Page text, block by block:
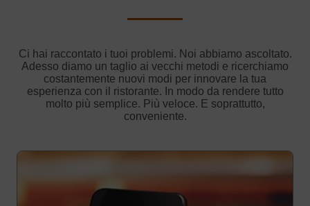
Ci hai raccontato i tuoi problemi. Noi abbiamo ascoltato.
Adesso diamo un taglio ai vecchi metodi e ricerchiamo
costantemente nuovi modi per innovare la tua
esperienza con il ristorante. In modo da rendere tutto
molto più semplice. Più veloce. E soprattutto,
conveniente.